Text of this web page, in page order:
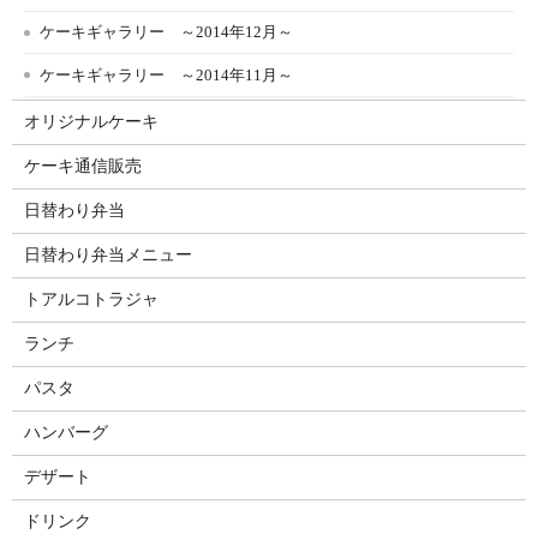
ケーキギャラリー ～2014年12月～
ケーキギャラリー ～2014年11月～
オリジナルケーキ
ケーキ通信販売
日替わり弁当
日替わり弁当メニュー
トアルコトラジャ
ランチ
パスタ
ハンバーグ
デザート
ドリンク